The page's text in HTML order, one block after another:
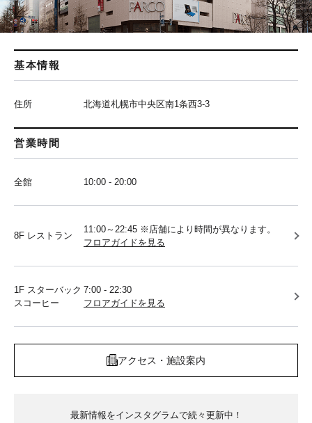
基本情報
住所 北海道札幌市中央区南1条西3-3
営業時間
全館 10:00 - 20:00
8F レストラン
11:00～22:45 ※店舗により時間が異なります。
フロアガイドを見る
1F スターバック
スコーヒー
7:00 - 22:30
フロアガイドを見る
アクセス・施設案内
最新情報をインスタグラムで続々更新中！